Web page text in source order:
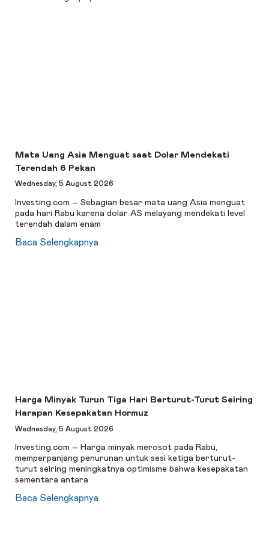
Mata Uang Asia Menguat saat Dolar Mendekati
Terendah 6 Pekan
Wednesday, 5 August 2026
Investing.com – Sebagian besar mata uang Asia menguat
pada hari Rabu karena dolar AS melayang mendekati level
terendah dalam enam
Baca Selengkapnya
Harga Minyak Turun Tiga Hari Berturut-Turut Seiring
Harapan Kesepakatan Hormuz
Wednesday, 5 August 2026
Investing.com – Harga minyak merosot pada Rabu,
memperpanjang penurunan untuk sesi ketiga berturut-
turut seiring meningkatnya optimisme bahwa kesepakatan
sementara antara
Baca Selengkapnya